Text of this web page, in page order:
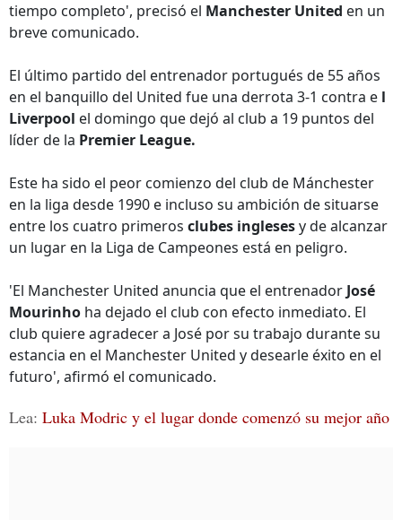
tiempo completo', precisó el Manchester United en un
breve comunicado.
El último partido del entrenador portugués de 55 años
en el banquillo del United fue una derrota 3-1 contra e l
Liverpool el domingo que dejó al club a 19 puntos del
líder de la Premier League.
Este ha sido el peor comienzo del club de Mánchester
en la liga desde 1990 e incluso su ambición de situarse
entre los cuatro primeros clubes inglesesy de alcanzar
un lugar en la Liga de Campeones está en peligro.
'El Manchester United anuncia que el entrenador José
Mourinho ha dejado el club con efecto inmediato. El
club quiere agradecer a José por su trabajo durante su
estancia en el Manchester United y desearle éxito en el
futuro', afirmó el comunicado.
Lea: Luka Modric y el lugar donde comenzó su mejor año